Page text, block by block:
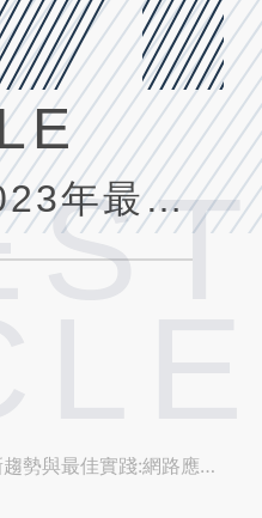
深入探討2023年最新趨勢與最佳實踐:網路應用程式架構的創新指南
踐:網路應用程式架構的創新指南